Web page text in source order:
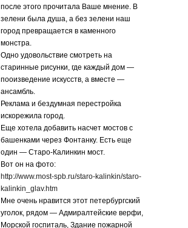
после этого прочитала Ваше мнение. В
зелени была душа, а без зелени наш
город превращается в каменного
монстра.
Одно удовольствие смотреть на
старинные рисунки, где каждый дом —
пооизведение искусств, а вместе —
ансамбль.
Реклама и бездумная перестройка
искорежила город.
Еще хотела добавить насчет мостов с
башенками через Фонтанку. Есть еще
один — Старо-Калинкин мост.
Вот он на фото:
http://www.most-spb.ru/staro-kalinkin/staro-
kalinkin_glav.htm
Мне очень нравится этот петербургский
уголок, рядом — Адмиралтейские верфи,
Морской госпиталь, Здание пожарной